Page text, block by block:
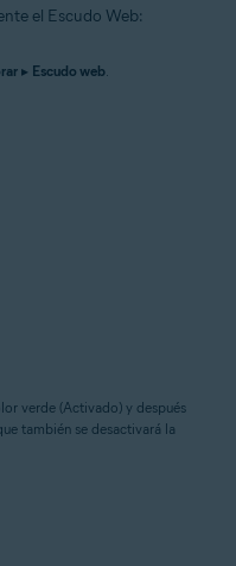
el Escudo Web:
▸ Escudo web.
verde (Activado) y después
también se desactivará la